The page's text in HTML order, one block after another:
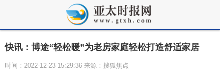
快讯：博途“轻松暖”为老房家庭轻松打造舒适家居
时间：2022-12-23 15:29:36 来源：搜狐焦点